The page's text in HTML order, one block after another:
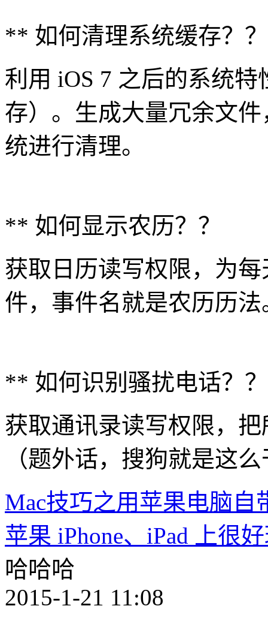
** 如何清理系统缓存？？
利用 iOS 7 之后的系统
存）。生成大量冗余文
统进行清理。
** 如何显示农历？？
获取日历读写权限，为
件，事件名就是农历历法
** 如何识别骚扰电话？？
获取通讯录读写权限，
（题外话，搜狗就是这
Mac技巧之用苹果电脑自
苹果 iPhone、iPad 上很
哈哈哈
2015-1-21 11:08